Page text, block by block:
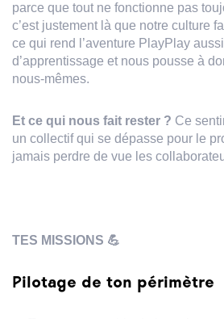
parce que tout ne fonctionne pas
c’est justement là que notre culture
ce qui rend l’aventure PlayPlay
d’apprentissage et nous pousse à
nous-mêmes.
Et ce qui nous fait rester ? Ce
un collectif qui se dépasse pour le
jamais perdre de vue les
TES MISSIONS 💪
Pilotage de ton périmètre